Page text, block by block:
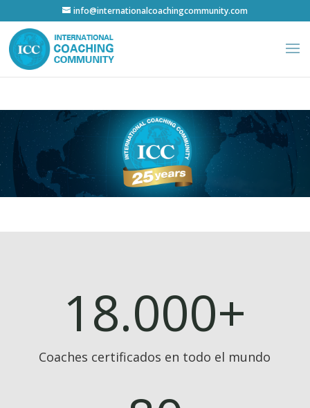
info@internationalcoachingcommunity.com
18.000+
Coaches certificados en todo el mundo